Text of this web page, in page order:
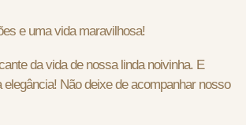
e uma vida maravilhosa!
da vida de nossa linda noivinha. E
Não deixe de acompanhar nosso